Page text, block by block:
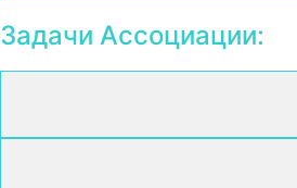
Задачи Ассоциации: